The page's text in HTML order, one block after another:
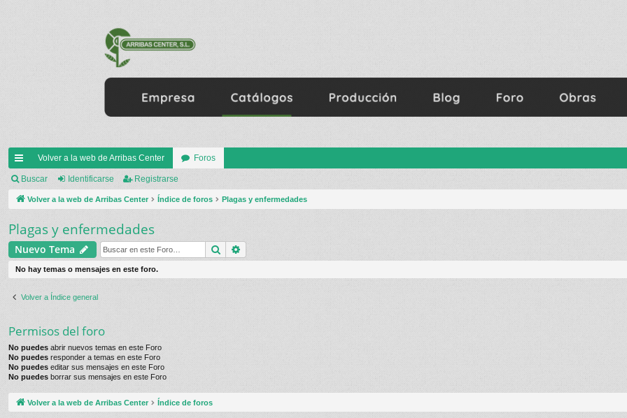
nl
ac
rá
pi
Volver a la web de Arribas Center Foros
Buscar Identificarse Registrarse
Volver a la web de Arribas Center Índice de foros Plagas y enfermedades
Plagas y enfermedades
Nuevo Tema Buscar
No hay temas o mensajes en este foro.
Volver a Índice general
Permisos del foro
No puedes abrir nuevos temas en este Foro
No puedes responder a temas en este Foro
No puedes editar sus mensajes en este Foro
No puedes borrar sus mensajes en este Foro
Volver a la web de Arribas Center Índice de foros